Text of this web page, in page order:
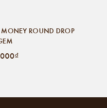
ROUND DROP